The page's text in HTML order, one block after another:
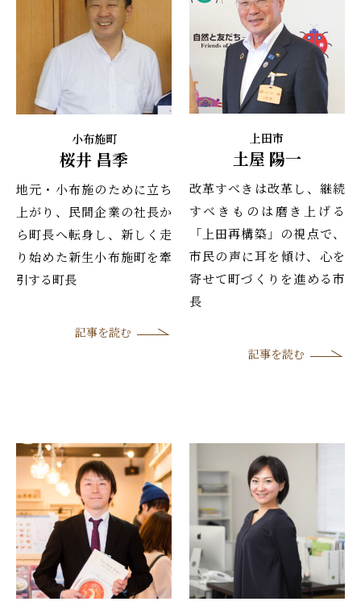
小布施町
桜井 昌季
地元・小布施のために立ち
上がり、民間企業の社長か
ら町長へ転身し、新しく走
り始めた新生小布施町を牽
引する町長
記事を読む
上田市
土屋 陽一
改革すべきは改革し、継続
すべきものは磨き上げる
「上田再構築」の視点で、
市民の声に耳を傾け、心を
寄せて町づくりを進める市
長
記事を読む